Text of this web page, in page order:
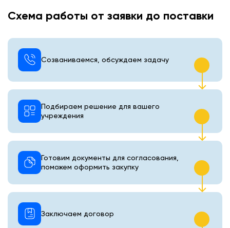
Схема работы от заявки до поставки
Созваниваемся, обсуждаем задачу
Подбираем решение для вашего
учреждения
Готовим документы для согласования,
поможем оформить закупку
Заключаем договор